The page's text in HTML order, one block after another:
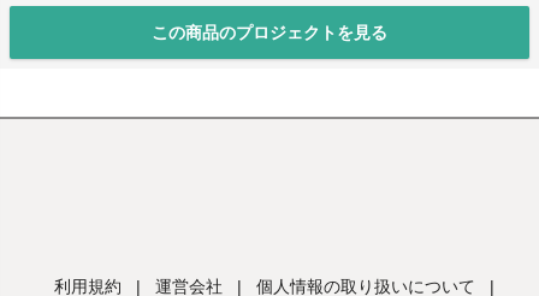
この商品のプロジェクトを見る
利用規約 | 運営会社 | 個人情報の取り扱いについて |